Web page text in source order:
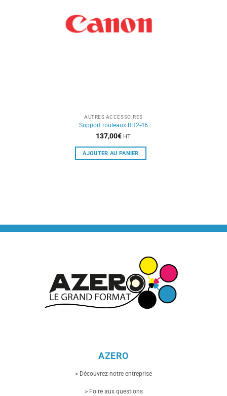
AUTRES ACCESSOIRES
Support rouleaux RH2-46
137,00€ HT
AJOUTER AU PANIER
AZERO
> Découvrez notre entreprise
> Foire aux questions